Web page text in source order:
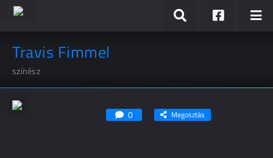
Travis Fimmel
színész
0 Megosztás